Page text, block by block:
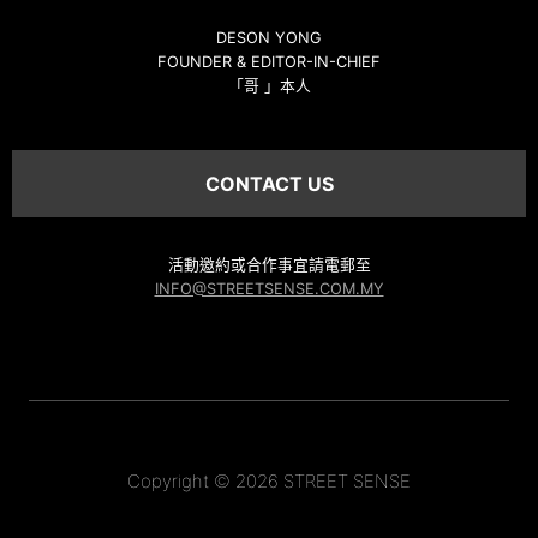
DESON YONG
FOUNDER & EDITOR-IN-CHIEF
「哥 」本人
CONTACT US
活動邀約或合作事宜請電郵至
INFO@STREETSENSE.COM.MY
Copyright © 2026 STREET SENSE